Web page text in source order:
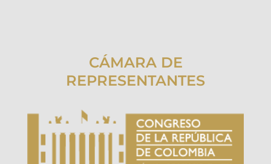
CÁMARA DE
REPRESENTANTES